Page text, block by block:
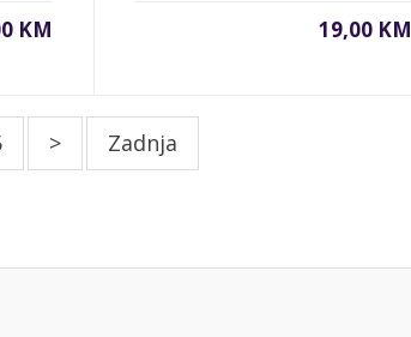
KM 19,00 KM
> Zadnja